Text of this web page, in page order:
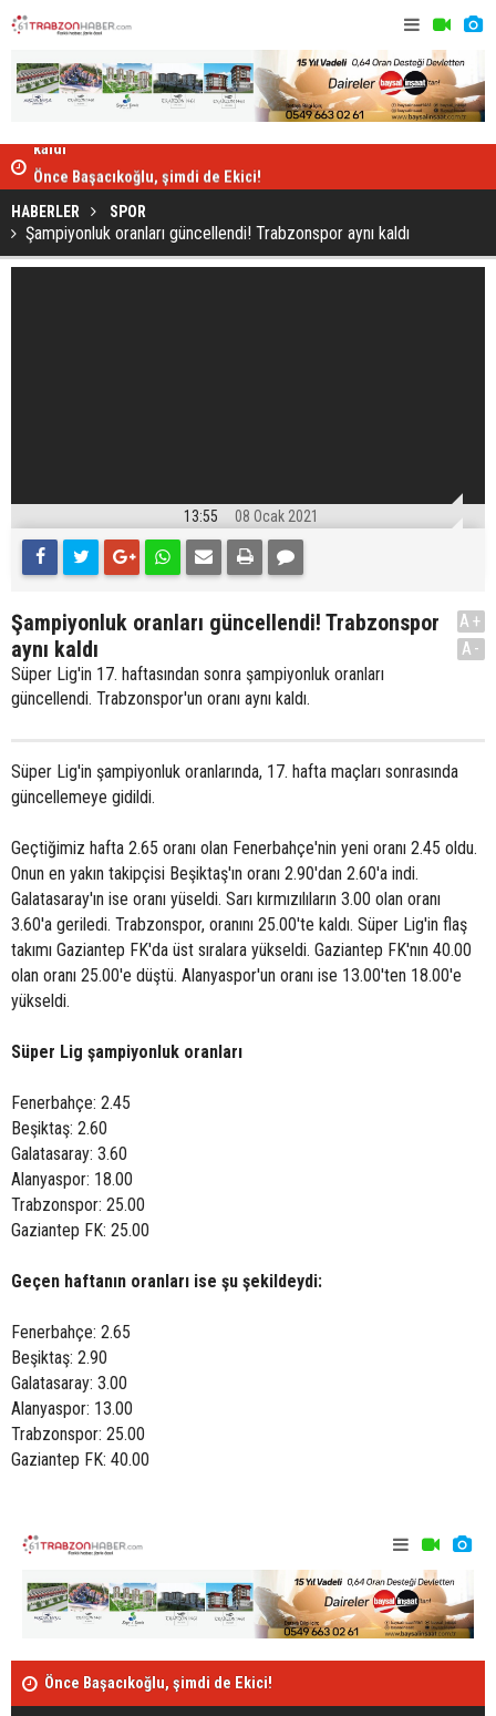
Şampiyonluk oranları güncellendi! Trabzonspor aynı
Önce Başacıkoğlu, şimdi de Ekici!
HABERLER SPOR
Şampiyonluk oranları güncellendi! Trabzonspor aynı kaldı
13:55 08 Ocak 2021
Şampiyonluk oranları güncellendi! Trabzonspor
aynı kaldı
Süper Lig'in 17. haftasından sonra şampiyonluk oranları
güncellendi. Trabzonspor'un oranı aynı kaldı.
A+
A-
Süper Lig'in şampiyonluk oranlarında, 17. hafta maçları sonrasında
güncellemeye gidildi.
Geçtiğimiz hafta 2.65 oranı olan Fenerbahçe'nin yeni oranı 2.45 oldu.
Onun en yakın takipçisi Beşiktaş'ın oranı 2.90'dan 2.60'a indi.
Galatasaray'ın ise oranı yüseldi. Sarı kırmızılıların 3.00 olan oranı
3.60'a geriledi. Trabzonspor, oranını 25.00'te kaldı. Süper Lig'in flaş
takımı Gaziantep FK'da üst sıralara yükseldi. Gaziantep FK'nın 40.00
olan oranı 25.00'e düştü. Alanyaspor'un oranı ise 13.00'ten 18.00'e
yükseldi.
Süper Lig şampiyonluk oranları
Fenerbahçe: 2.45
Beşiktaş: 2.60
Galatasaray: 3.60
Alanyaspor: 18.00
Trabzonspor: 25.00
Gaziantep FK: 25.00
Geçen haftanın oranları ise şu şekildeydi:
Fenerbahçe: 2.65
Beşiktaş: 2.90
Galatasaray: 3.00
Alanyaspor: 13.00
Trabzonspor: 25.00
Gaziantep FK: 40.00
Önce Başacıkoğlu, şimdi de Ekici!